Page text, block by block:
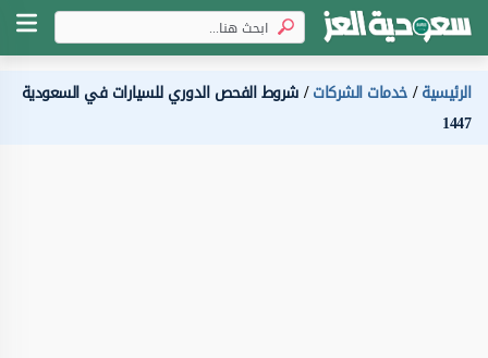
الرئيسية خدمات الشركات شروط الفحص الدوري للسيارات في السعودية
1447